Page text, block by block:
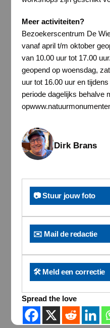
Meer activiteiten?
Bezoekerscentrum De
vanaf april t/m oktober
van 10.00 uur tot 17.00
geopend op woensdag,
uur tot 16.00 uur en
periode dagelijks behalve
Dirk Brans
📷 Stuur jouw foto
✉️ Mail de redactie
🛠️ Meld een correctie
Spread the love